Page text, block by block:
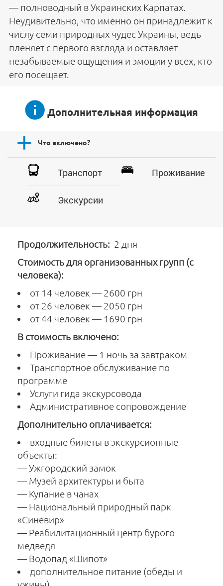
— полноводный в Украинских Карпатах.
Неудивительно, что именно он принадлежит к
числу семи природных чудес Украины, ведь
пленяет с первого взгляда и оставляет
незабываемые ощущения и эмоции у всех, кто
его посещает.
Дополнительная информация
Что включено?
Транспорт Проживание
Экскурсии
Продолжительность: 2 дня
Стоимость для организованных групп (с
человека):
от 14 человек — 2600 грн
от 26 человек — 2050 грн
от 44 человек — 1690 грн
В стоимость включено:
Проживание — 1 ночь за завтраком
Транспортное обслуживание по
программе
Услуги гида экскурсовода
Административное сопровождение
Дополнительно оплачивается:
входные билеты в экскурсионные
объекты:
— Ужгородский замок
— Музей архитектуры и быта
— Купание в чанах
— Национальный природный парк
«Синевир»
— Реабилитационный центр бурого
медведя
— Водопад «Шипот»
дополнительное питание (обеды и